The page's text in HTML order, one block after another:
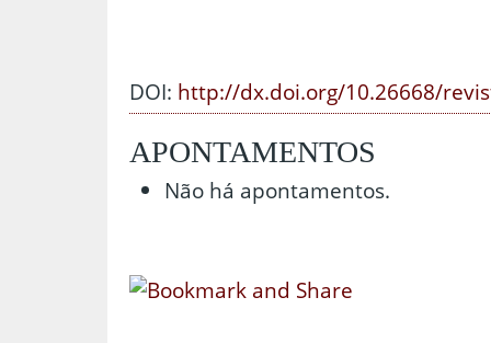
DOI: http://dx.doi.org/10.26668/
APONTAMENTOS
Não há apontamentos.